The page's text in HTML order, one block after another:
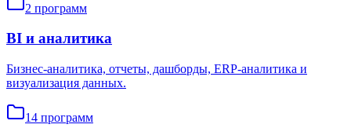
2 программ
BI и аналитика
Бизнес-аналитика, отчеты, дашборды, ERP-аналитика и
визуализация данных.
14 программ